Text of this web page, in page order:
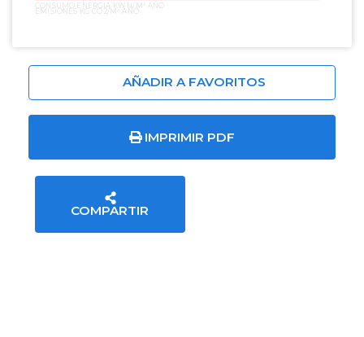
CONSUMO ENERGIA KW H/M² AÑO
EMISIONES KG CO2/M² AÑO
AÑADIR A FAVORITOS
IMPRIMIR PDF
COMPARTIR